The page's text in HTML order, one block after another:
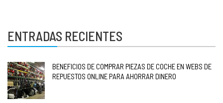
ENTRADAS RECIENTES
BENEFICIOS DE COMPRAR PIEZAS DE COCHE EN WEBS DE
REPUESTOS ONLINE PARA AHORRAR DINERO